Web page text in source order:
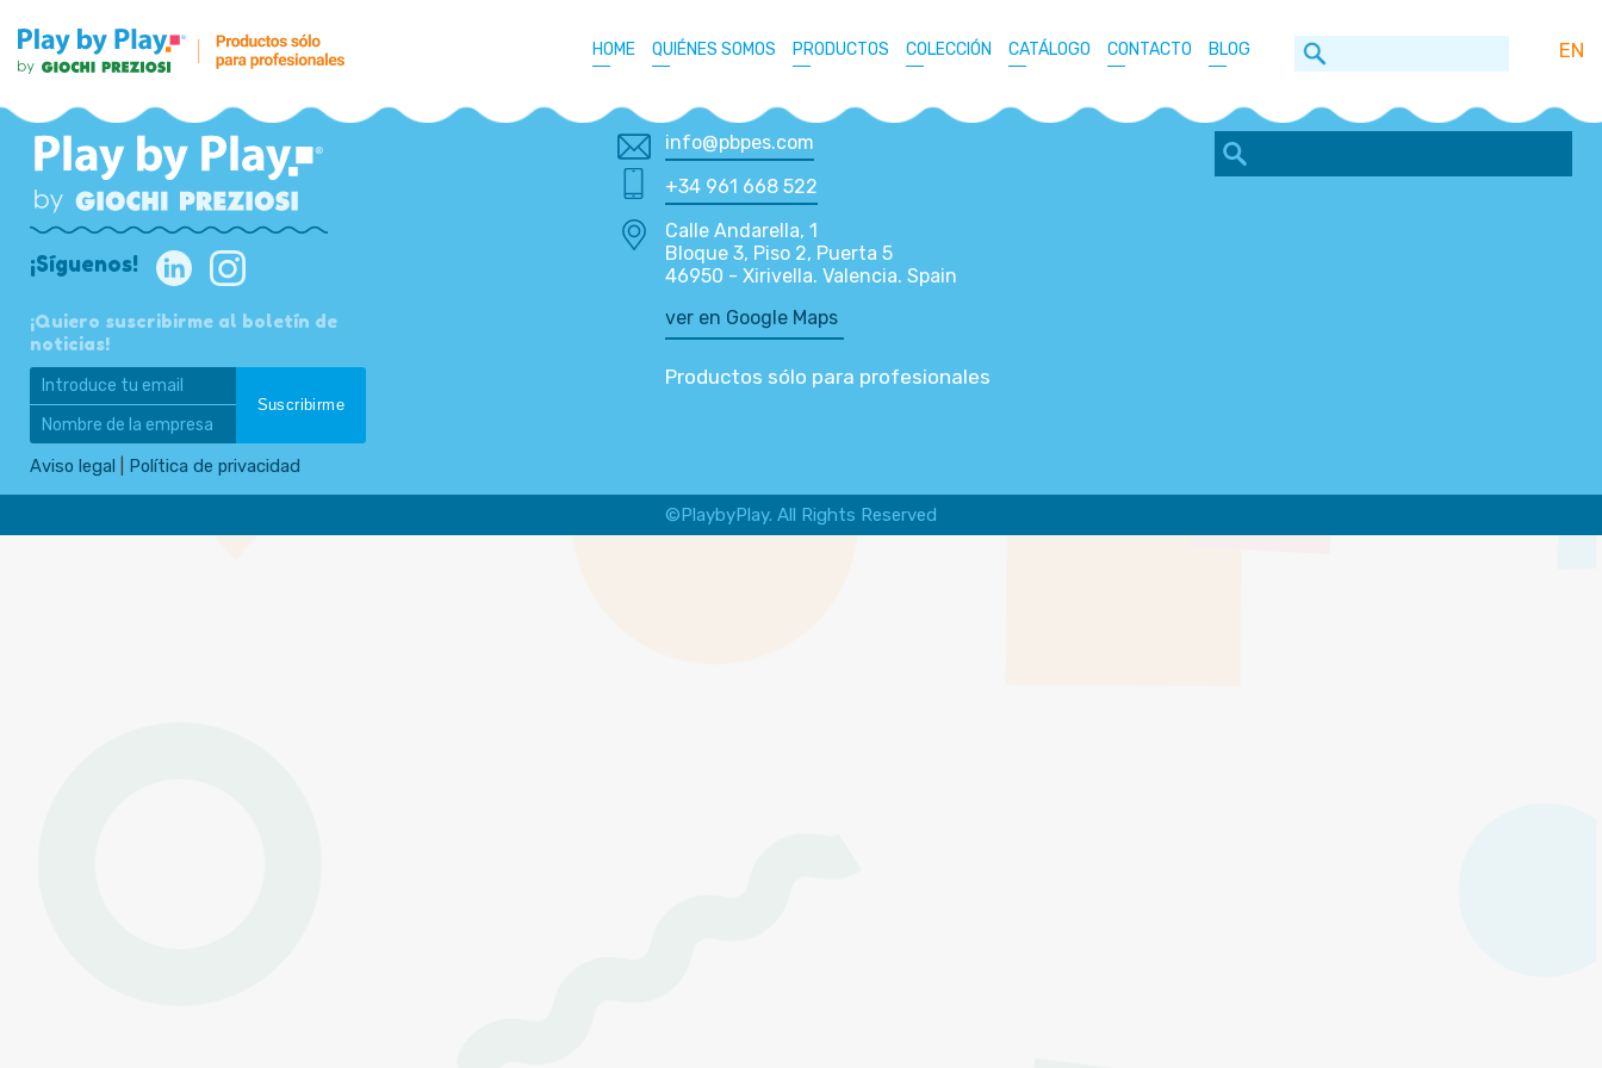
HOME QUIÉNES SOMOS PRODUCTOS COLECCIÓN CATÁLOGO CONTACTO BLOG EN
¡Síguenos!
¡Quiero suscribirme al boletín de
noticias!
Aviso legal Política de privacidad
info@pbpes.com
+34 961 668 522
Calle Andarella, 1
Bloque 3, Piso 2, Puerta 5
46950 - Xirivella. Valencia. Spain
ver en Google Maps
Productos sólo para profesionales
©PlaybyPlay. All Rights Reserved